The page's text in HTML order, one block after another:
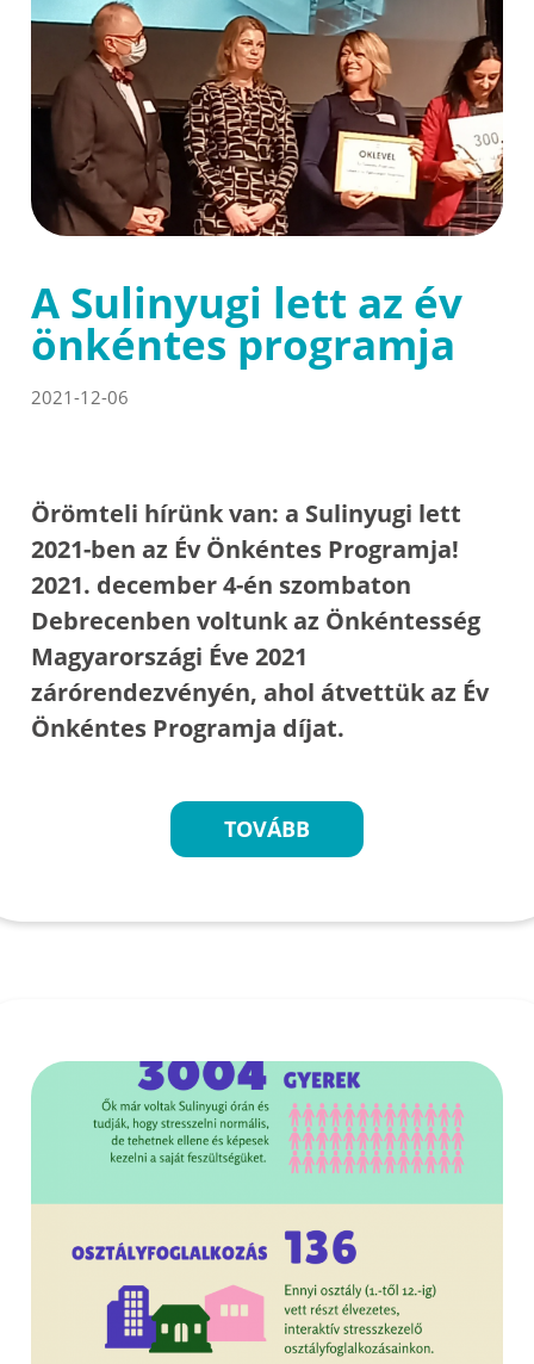
A Sulinyugi lett az év
önkéntes programja
2021-12-06
Örömteli hírünk van: a Sulinyugi lett
2021-ben az Év Önkéntes Programja!
2021. december 4-én szombaton
Debrecenben voltunk az Önkéntesség
Magyarországi Éve 2021
zárórendezvényén, ahol átvettük az Év
Önkéntes Programja díjat.
TOVÁBB